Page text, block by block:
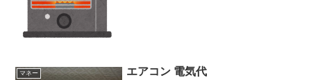
マネー エアコン 電気代